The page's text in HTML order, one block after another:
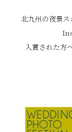
北九州の夜景
入賞された方